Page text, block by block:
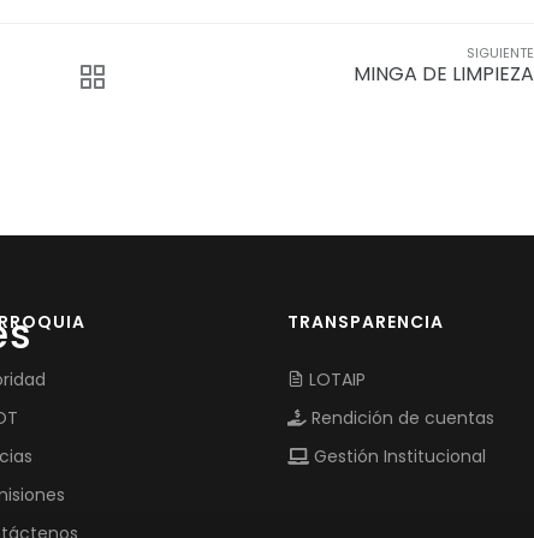
SIGUIENTE
MINGA DE LIMPIEZA
TRANSPARENCIA
LOTAIP
Rendición de cuentas
Gestión Institucional